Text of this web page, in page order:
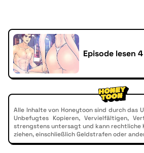
Episode lesen 4
Alle Inhalte von Honeytoon sind durch das
Unbefugtes Kopieren, Vervielfältigen,
strengstens untersagt und kann rechtliche
ziehen, einschließlich Geldstrafen oder